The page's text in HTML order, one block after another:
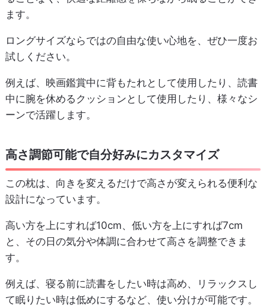
ます。
ロングサイズならではの自由な使い心地を、ぜひ一度お
試しください。
例えば、映画鑑賞中に背もたれとして使用したり、読書
中に腕を休めるクッションとして使用したり、様々なシ
ーンで活躍します。
高さ調節可能で自分好みにカスタマイズ
この枕は、向きを変えるだけで高さが変えられる便利な
設計になっています。
高い方を上にすれば10cm、低い方を上にすれば7cm
と、その日の気分や体調に合わせて高さを調整できま
す。
例えば、寝る前に読書をしたい時は高め、リラックスし
て眠りたい時は低めにするなど、使い分けが可能です。